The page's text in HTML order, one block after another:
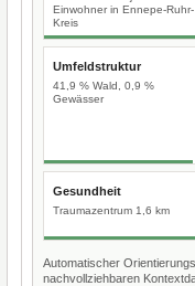
Einwohner in Ennepe-Ruhr-
Kreis
Umfeldstruktur
41,9 % Wald, 0,9 %
Gewässer
Gesundheit
Traumazentrum 1,6 km
Automatischer
nachvollziehbaren